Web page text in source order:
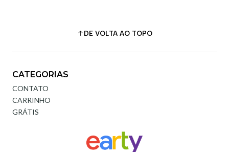
DE VOLTA AO TOPO
CATEGORIAS
CONTATO
CARRINHO
GRÁTIS